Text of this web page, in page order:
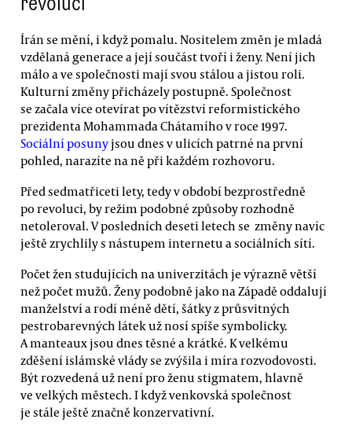
Írán se mění, i když pomalu. Nositelem změn je mladá
vzdělaná generace a její součást tvoří i ženy. Není jich
málo a ve společnosti mají svou stálou a jistou roli.
Kulturní změny přicházely postupně. Společnost
se začala více otevírat po vítězství reformistického
prezidenta Mohammada Chátamího v roce 1997.
Sociální posunyjsou dnes v ulicích patrné na první
pohled, narazíte na ně při každém rozhovoru.
Před sedmatřiceti lety, tedy v období bezprostředně
po revoluci, by režim podobné způsoby rozhodně
netoleroval. V posledních deseti letech se změny navíc
ještě zrychlily s nástupem internetu a sociálních sítí.
Počet žen studujících na univerzitách je výrazně větší
než počet mužů. Ženy podobně jako na Západě oddalují
manželství a rodí méně dětí, šátky z průsvitných
pestrobarevných látek už nosí spíše symbolicky.
A manteaux jsou dnes těsné a krátké. K velkému
zděšení islámské vlády se zvýšila i míra rozvodovosti.
Být rozvedená už není pro ženu stigmatem, hlavně
ve velkých městech. I když venkovská společnost
je stále ještě značně konzervativní.